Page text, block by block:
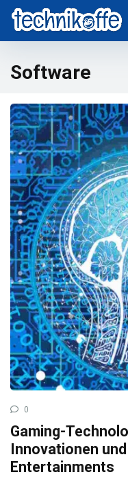
Software
0
Gaming-
Innovationen
Entertainments